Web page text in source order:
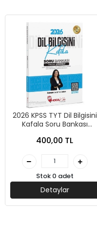
2026 KPSS TYT Dil Bilgisini
Kafala Soru Bankası
Yıldırım- Hoca Kafası
400,00 TL
Stok 0 adet
Detaylar